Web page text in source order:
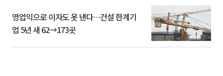
영업익으로 이자도 못 낸다…건설 한계기
업 5년 새 62→173곳